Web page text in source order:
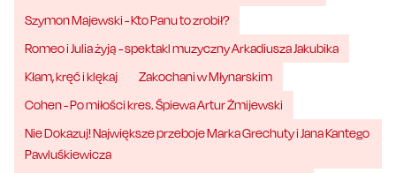
Szymon Majewski - Kto Panu to zrobił?
Romeo i Julia żyją - spektakl muzyczny Arkadiusza Jakubika
Kłam, kręć i klękaj
Zakochani w Młynarskim
Cohen - Po miłości kres. Śpiewa Artur Żmijewski
Nie Dokazuj! Największe przeboje Marka Grechuty i Jana Kantego
Pawluśkiewicza